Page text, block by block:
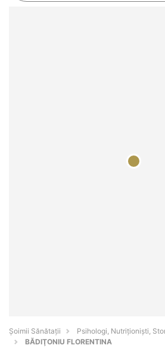
Şoimii Sănătații
Psihologi, Nutriționiști,
BĂDIŢONIU FLORENTINA